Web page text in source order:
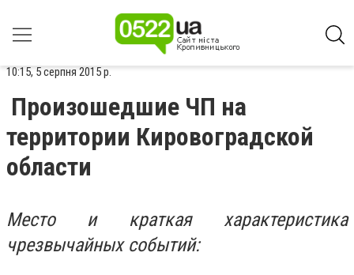
10:15, 5 серпня 2015 р.
Произошедшие ЧП на
территории Кировоградской
области
Место и краткая характеристика
чрезвычайных событий: